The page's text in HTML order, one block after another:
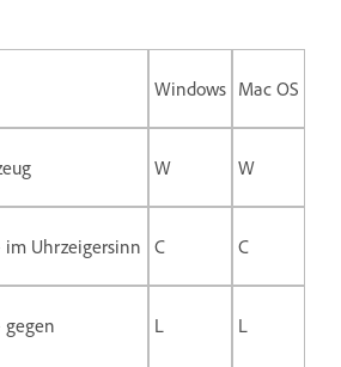
Windows Mac OS
W W
im Uhrzeigersinn C C
gegen
L L